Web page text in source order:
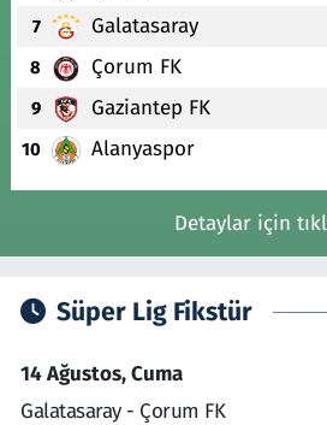
7 Galatasaray
8 Çorum FK
9 Gaziantep FK
10 Alanyaspor
Detaylar için
Süper Lig Fikstür
14 Ağustos, Cuma
Galatasaray - Çorum FK